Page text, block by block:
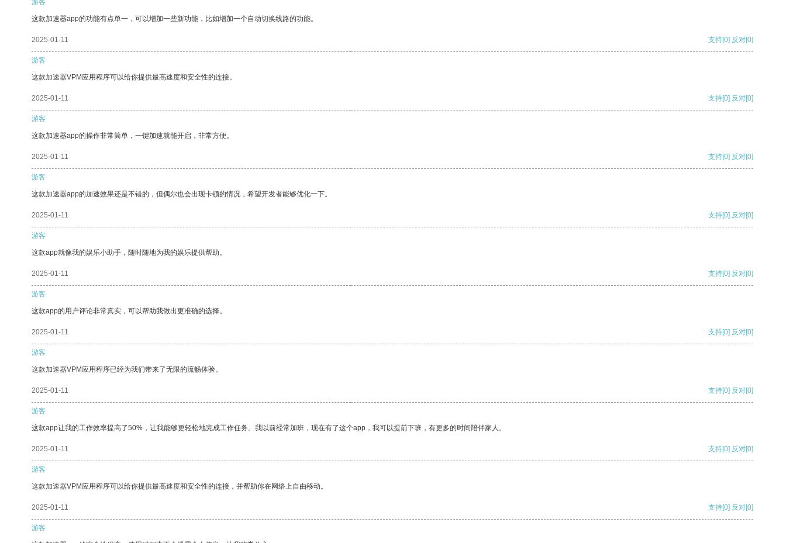
游客
这款加速器app的功能有点单一，可以增加一些新功能，比如增加一个自动切换线路的功能。
2025-01-11 支持[0] 反对[0]
游客
这款加速器VPM应用程序可以给你提供最高速度和安全性的连接。
2025-01-11 支持[0] 反对[0]
游客
这款加速器app的操作非常简单，一键加速就能开启，非常方便。
2025-01-11 支持[0] 反对[0]
游客
这款加速器app的加速效果还是不错的，但偶尔也会出现卡顿的情况，希望开发者能够优化一下。
2025-01-11 支持[0] 反对[0]
游客
这款app就像我的娱乐小助手，随时随地为我的娱乐提供帮助。
2025-01-11 支持[0] 反对[0]
游客
这款app的用户评论非常真实，可以帮助我做出更准确的选择。
2025-01-11 支持[0] 反对[0]
游客
这款加速器VPM应用程序已经为我们带来了无限的流畅体验。
2025-01-11 支持[0] 反对[0]
游客
这款app让我的工作效率提高了50%，让我能够更轻松地完成工作任务。我以前经常加班，现在有了这个app，我可以提前下班，有更多的时间陪伴家人。
2025-01-11 支持[0] 反对[0]
游客
这款加速器VPM应用程序可以给你提供最高速度和安全性的连接，并帮助你在网络上自由移动。
2025-01-11 支持[0] 反对[0]
游客